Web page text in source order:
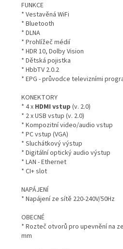
FUNKCE
* Vestavěná WiFi
* Bluetooth
* DLNA
* Prohlížeč médií
* HDR 10, Dolby Vision
* Dětská pojistka
* HbbTV 2.0.2
* EPG - průvodce televizními
KONEKTORY
* 4 x HDMI vstup (v. 2.0)
* 2 x USB vstup (v. 2.0)
* Kompozitní video/audio vstup
* PC vstup (VGA)
* Sluchátkový výstup
* Digitální optický audio výstup
* LAN - Ethernet
* CI+ slot
NAPÁJENÍ
* Napájení ze sítě 220-240V/50Hz
OBECNÉ
* Rozteč otvorů pro upevnění na
mm